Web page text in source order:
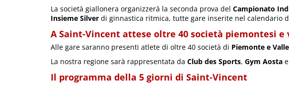
La società giallonera organizzerà la seconda prova del Campionato
Insieme Silver di ginnastica ritmica, tutte gare inserite nel calendario
A Saint-Vincent attese oltre 40 società piemontesi e
Alle gare saranno presenti atlete di oltre 40 società di Piemonte e
La nostra regione sarà rappresentata da Club des Sports, Gym Aosta e
Il programma della 5 giorni di Saint-Vincent